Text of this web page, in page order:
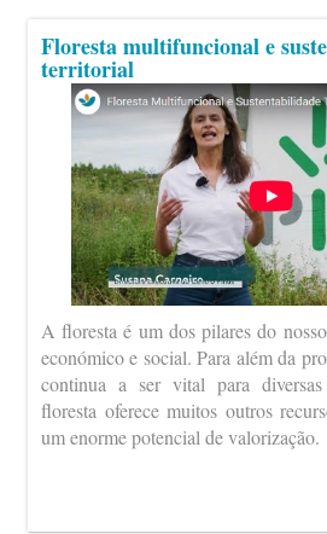
Floresta multifuncional e
territorial
A floresta é um dos pilares do
económico e social. Para além da
continua a ser vital para
floresta oferece muitos outros
um enorme potencial de valorização.